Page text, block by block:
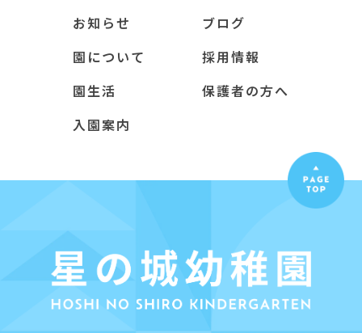
お知らせ
園について
園生活
入園案内
ブログ
採用情報
保護者の方へ